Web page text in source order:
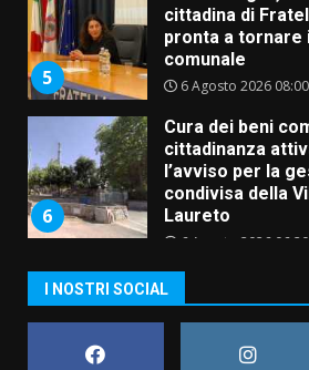
6
Cura dei beni
cittadinanza
l’avviso per la
condivisa della
Laureto
6 Agosto 2026 06:20
7
La magia del
assoluta de
Belvedere. Il
6 Agosto 2026 06:15
“I Contestatori:
I NOSTRI SOCIAL